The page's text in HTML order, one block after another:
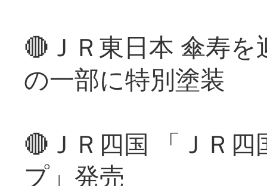
🔴ＪＲ東日本 傘寿
の一部に特別塗装
🔴ＪＲ四国 「ＪＲ
プ」発売